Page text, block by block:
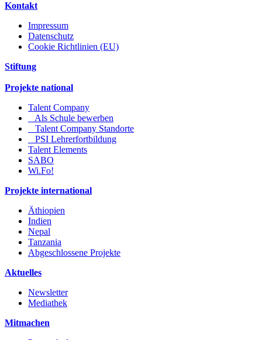
Kontakt
Impressum
Datenschutz
Cookie Richtlinien (EU)
Stiftung
Projekte national
Talent Company
Als Schule bewerben
Talent Company Standorte
PSI Lehrerfortbildung
Talent Elements
SABO
Wi.Fo!
Projekte international
Äthiopien
Indien
Nepal
Tanzania
Abgeschlossene Projekte
Aktuelles
Newsletter
Mediathek
Mitmachen